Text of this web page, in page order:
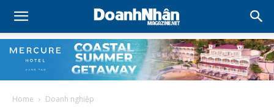
Home Doanh nghiệp